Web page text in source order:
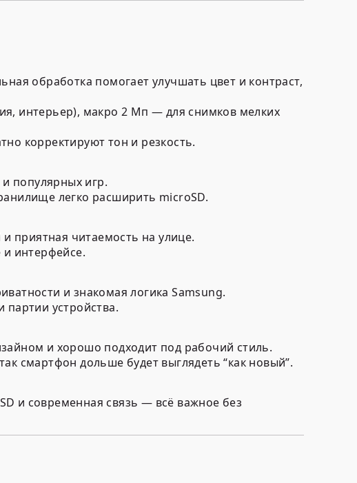
обработка помогает улучшать цвет и контраст,
интерьер), макро 2 Мп — для снимков мелких
корректируют тон и резкость.
популярных игр.
легко расширить microSD.
приятная читаемость на улице.
и интерфейсе.
и знакомая логика Samsung.
партии устройства.
и хорошо подходит под рабочий стиль.
смартфон дольше будет выглядеть “как новый”.
и современная связь — всё важное без